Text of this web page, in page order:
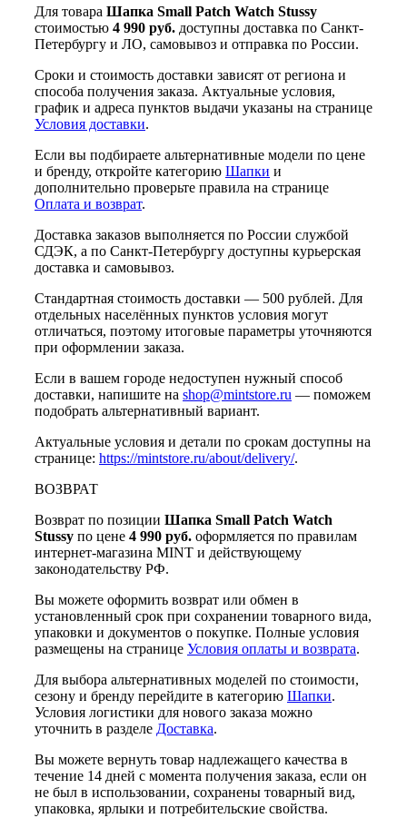
Для товара Шапка Small Patch Watch Stussy
стоимостью 4 990 руб. доступны доставка по Санкт-
Петербургу и ЛО, самовывоз и отправка по России.
Сроки и стоимость доставки зависят от региона и
способа получения заказа. Актуальные условия,
график и адреса пунктов выдачи указаны на странице
Условия доставки.
Если вы подбираете альтернативные модели по цене
и бренду, откройте категорию Шапки и
дополнительно проверьте правила на странице
Оплата и возврат.
Доставка заказов выполняется по России службой
СДЭК, а по Санкт-Петербургу доступны курьерская
доставка и самовывоз.
Стандартная стоимость доставки — 500 рублей. Для
отдельных населённых пунктов условия могут
отличаться, поэтому итоговые параметры уточняются
при оформлении заказа.
Если в вашем городе недоступен нужный способ
доставки, напишите на shop@mintstore.ru — поможем
подобрать альтернативный вариант.
Актуальные условия и детали по срокам доступны на
странице: https://mintstore.ru/about/delivery/.
ВОЗВРАТ
Возврат по позиции Шапка Small Patch Watch
Stussy по цене 4 990 руб. оформляется по правилам
интернет-магазина MINT и действующему
законодательству РФ.
Вы можете оформить возврат или обмен в
установленный срок при сохранении товарного вида,
упаковки и документов о покупке. Полные условия
размещены на странице Условия оплаты и возврата.
Для выбора альтернативных моделей по стоимости,
сезону и бренду перейдите в категорию Шапки.
Условия логистики для нового заказа можно
уточнить в разделе Доставка.
Вы можете вернуть товар надлежащего качества в
течение 14 дней с момента получения заказа, если он
не был в использовании, сохранены товарный вид,
упаковка, ярлыки и потребительские свойства.